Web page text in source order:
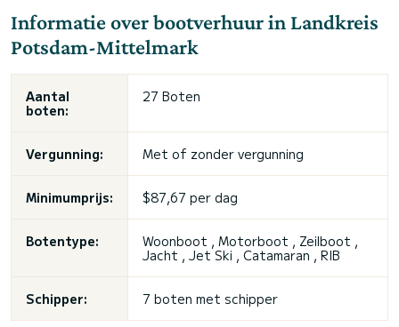
Informatie over bootverhuur in Landkreis
Potsdam-Mittelmark
Aantal
boten:
27 Boten
Vergunning: Met of zonder vergunning
Minimumprijs: $87,67 per dag
Botentype:
Woonboot , Motorboot , Zeilboot ,
Jacht , Jet Ski , Catamaran , RIB
Schipper: 7 boten met schipper